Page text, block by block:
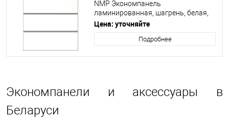
NMP Экономпанель
ламинированная, шагрень, белая,
600х800 мм
Цена: уточняйте
Подробнее
Экономпанели и аксессуары в
Беларуси